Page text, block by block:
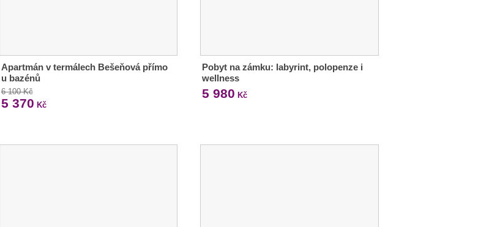
Apartmán v termálech Bešeňová přímo
u bazénů
6 100 Kč
5 370 Kč
Pobyt na zámku: labyrint, polopenze i
wellness
5 980 Kč